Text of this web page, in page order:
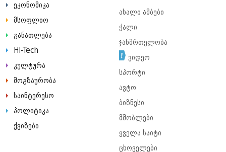
ეკონომიკა
მსოფლიო
განათლება
HI-Tech
კულტურა
მოგზაურობა
საინტერესო
პოლიტიკა
ქვიზები
ახალი ამბები
ქალი
ჯანმრთელობა
ვიდეო
სპორტი
ავტო
ბიზნესი
მშობლები
ყველა საიტი
ცხოველები